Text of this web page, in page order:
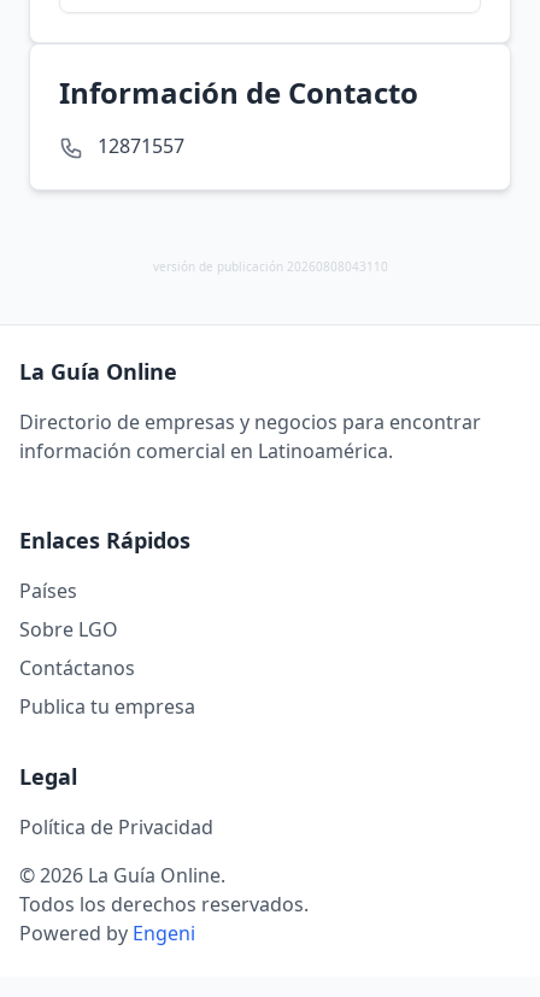
Información de Contacto
12871557
versión de publicación 20260808043110
La Guía Online
Directorio de empresas y negocios para encontrar
información comercial en Latinoamérica.
Enlaces Rápidos
Países
Sobre LGO
Contáctanos
Publica tu empresa
Legal
Política de Privacidad
© 2026 La Guía Online.
Todos los derechos reservados.
Powered by Engeni